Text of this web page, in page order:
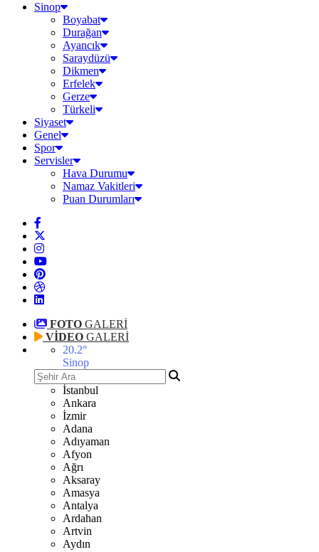
Sinop
Boyabat
Durağan
Ayancık
Saraydüzü
Dikmen
Erfelek
Gerze
Türkeli
Siyaset
Genel
Spor
Servisler
Hava Durumu
Namaz Vakitleri
Puan Durumları
FOTO GALERİ
VİDEO GALERİ
20.2°
Sinop
İstanbul
Ankara
İzmir
Adana
Adıyaman
Afyon
Ağrı
Aksaray
Amasya
Antalya
Ardahan
Artvin
Aydın